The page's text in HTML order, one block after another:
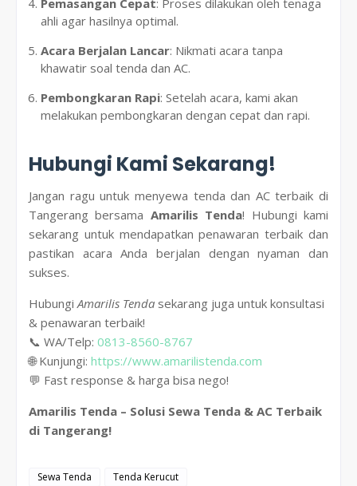
ahli agar hasilnya optimal.
Acara Berjalan Lancar: Nikmati acara tanpa
khawatir soal tenda dan AC.
Pembongkaran Rapi: Setelah acara, kami akan
melakukan pembongkaran dengan cepat dan rapi.
Hubungi Kami Sekarang!
Jangan ragu untuk menyewa tenda dan AC terbaik di
Tangerang bersama Amarilis Tenda! Hubungi kami
sekarang untuk mendapatkan penawaran terbaik dan
pastikan acara Anda berjalan dengan nyaman dan
sukses.
Hubungi Amarilis Tenda sekarang juga untuk konsultasi
& penawaran terbaik!
📞 WA/Telp: 0813-8560-8767
🌐 Kunjungi: https://www.amarilistenda.com
💬 Fast response & harga bisa nego!
Amarilis Tenda – Solusi Sewa Tenda & AC Terbaik
di Tangerang!
Sewa Tenda Tenda Kerucut